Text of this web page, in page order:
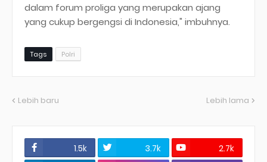
dalam forum proliga yang merupakan ajang
yang cukup bergengsi di Indonesia," imbuhnya.
Tags Polri
Lebih baru Lebih lama
1.5k 3.7k
2.7k